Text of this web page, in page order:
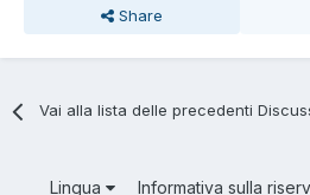
Share
Vai alla lista delle precedenti
Lingua Informativa sulla